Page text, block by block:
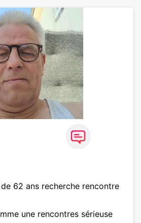
62 ans recherche rencontre
une rencontres sérieuse